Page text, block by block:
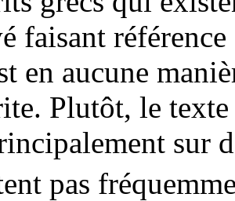
faisant
en aucune
Plutôt, le
sur
pas